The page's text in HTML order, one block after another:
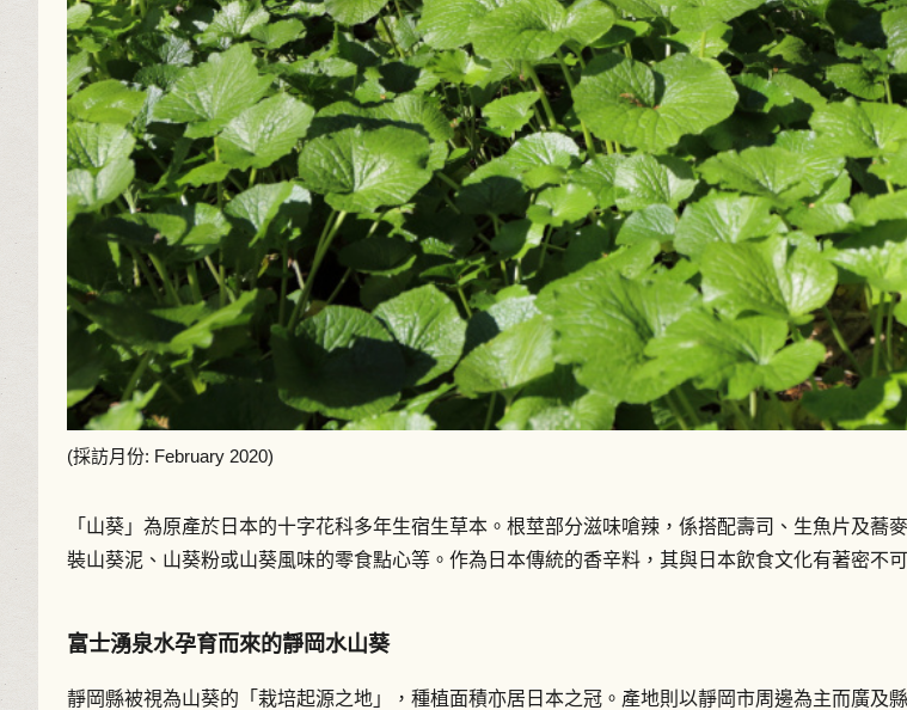
(採訪月份: February 2020)
「山葵」為原產於日本的十字花科多年生宿生草本。根莖部分滋味嗆辣，係搭配壽司、生魚片及
裝山葵泥、山葵粉或山葵風味的零食點心等。作為日本傳統的香辛料，其與日本飲食文化有著密不
富士湧泉水孕育而來的靜岡水山葵
靜岡縣被視為山葵的「栽培起源之地」，種植面積亦居日本之冠。產地則以靜岡市周邊為主而廣及